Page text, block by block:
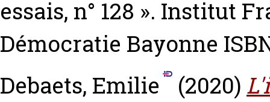
essais, n° 128 ». Institut
Démocratie Bayonne
Debaets, Emilie
(2020)